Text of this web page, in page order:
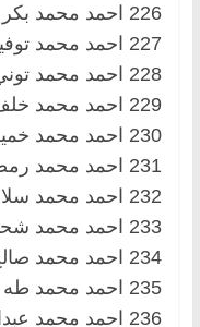
226 احمد محمد بكر احمد
227 احمد محمد توفيق عبدالعزيز
228 احمد محمد توني محمد
229 احمد محمد خلف محمد
230 احمد محمد خميس ابوكريشه
231 احمد محمد رمضان موسي
232 احمد محمد سلامه عبدالحميد
233 احمد محمد شحاته علي
234 احمد محمد صالح محمد
235 احمد محمد طه جمعه
236 احمد محمد عبدالحليم سيد